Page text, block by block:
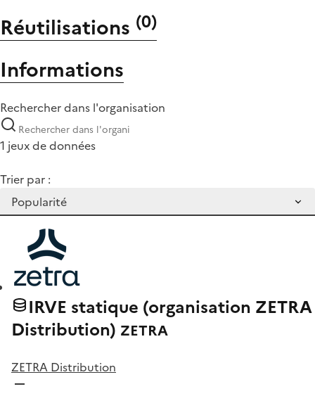
Réutilisations (0)
Informations
Rechercher dans l'organisation
1 jeux de données
Trier par :
IRVE statique (organisation ZETRA
Distribution) ZETRA
ZETRA Distribution